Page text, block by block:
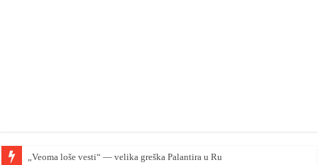
„Veoma loše vesti“ — velika greška Palantira u Rusiji